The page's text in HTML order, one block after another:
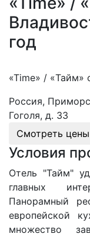
год
«Time» / «Тайм»
Россия,
Гоголя, д. 33
Смотреть
Условия
Отель "Тайм"
главных
Панорамный
европейской
множество